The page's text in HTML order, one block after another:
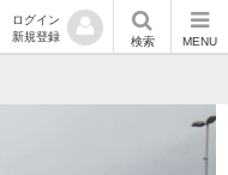
ログイン
新規登録
検索 MENU